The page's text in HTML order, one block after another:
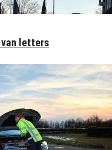
van letters